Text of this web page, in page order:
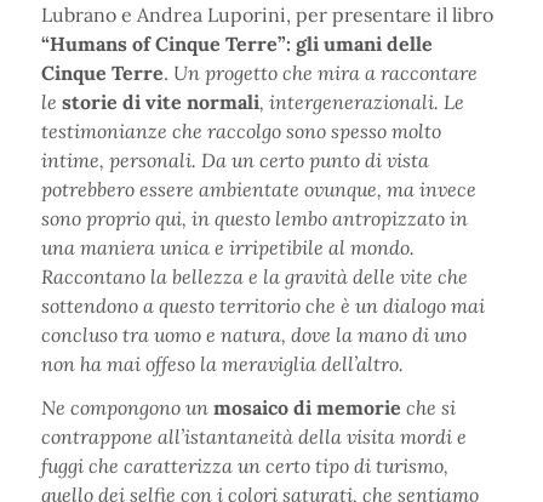
Lubrano e Andrea Luporini, per presentare il libro
“Humans of Cinque Terre”: gli umani delle
Cinque Terre. Un progetto che mira a raccontare
le storie di vite normali, intergenerazionali. Le
testimonianze che raccolgo sono spesso molto
intime, personali. Da un certo punto di vista
potrebbero essere ambientate ovunque, ma invece
sono proprio qui, in questo lembo antropizzato in
una maniera unica e irripetibile al mondo.
Raccontano la bellezza e la gravità delle vite che
sottendono a questo territorio che è un dialogo mai
concluso tra uomo e natura, dove la mano di uno
non ha mai offeso la meraviglia dell’altro.
Ne compongono un mosaico di memorie che si
contrappone all’istantaneità della visita mordi e
fuggi che caratterizza un certo tipo di turismo,
quello dei selfie con i colori saturati, che sentiamo